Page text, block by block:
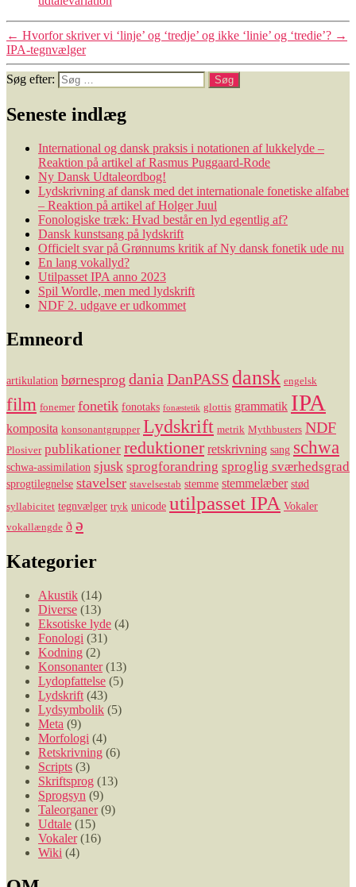
← Hvorfor skriver vi ‘linje’ og ‘tredje’ og ikke ‘linie’ og ‘tredie’? →
IPA-tegnvælger
Søg efter:
Seneste indlæg
International og dansk praksis i notationen af lukkelyde –
Reaktion på artikel af Rasmus Puggaard-Rode
Ny Dansk Udtaleordbog!
Lydskrivning af dansk med det internationale fonetiske alfabet
– Reaktion på artikel af Holger Juul
Fonologiske træk: Hvad består en lyd egentlig af?
Dansk kunstsang på lydskrift
Officielt svar på Grønnums kritik af Ny dansk fonetik ude nu
En lang vokallyd?
Utilpasset IPA anno 2023
Spil Wordle, men med lydskrift
NDF 2. udgave er udkommet
Emneord
artikulation børnesprog dania DanPASS dansk engelsk
film fonemer fonetik fonotaks fonæstetik glottis grammatik IPA
komposita konsonantgrupper Lydskrift metrik Mythbusters NDF
Plosiver publikationer reduktioner retskrivning sang schwa
schwa-assimilation sjusk sprogforandring sproglig sværhedsgrad
sprogtilegnelse stavelser stavelsestab stemme stemmelæber stød
syllabicitet tegnvælger tryk unicode utilpasset IPA Vokaler
vokallængde ð ə
Kategorier
Akustik (14)
Diverse (13)
Eksotiske lyde (4)
Fonologi (31)
Kodning (2)
Konsonanter(13)
Lydopfattelse (5)
Lydskrift (43)
Lydsymbolik (5)
Meta (9)
Morfologi (4)
Retskrivning (6)
Scripts (3)
Skriftsprog (13)
Sprogsyn (9)
Taleorganer(9)
Udtale (15)
Vokaler(16)
Wiki (4)